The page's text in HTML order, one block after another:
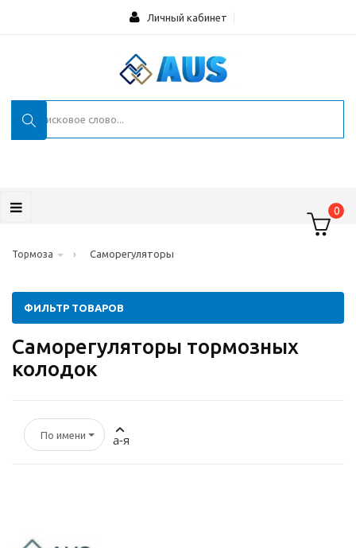
Личный кабинет
0
Тормоза › Саморегуляторы
ФИЛЬТР ТОВАРОВ
Саморегуляторы тормозных
колодок
По имени а-я